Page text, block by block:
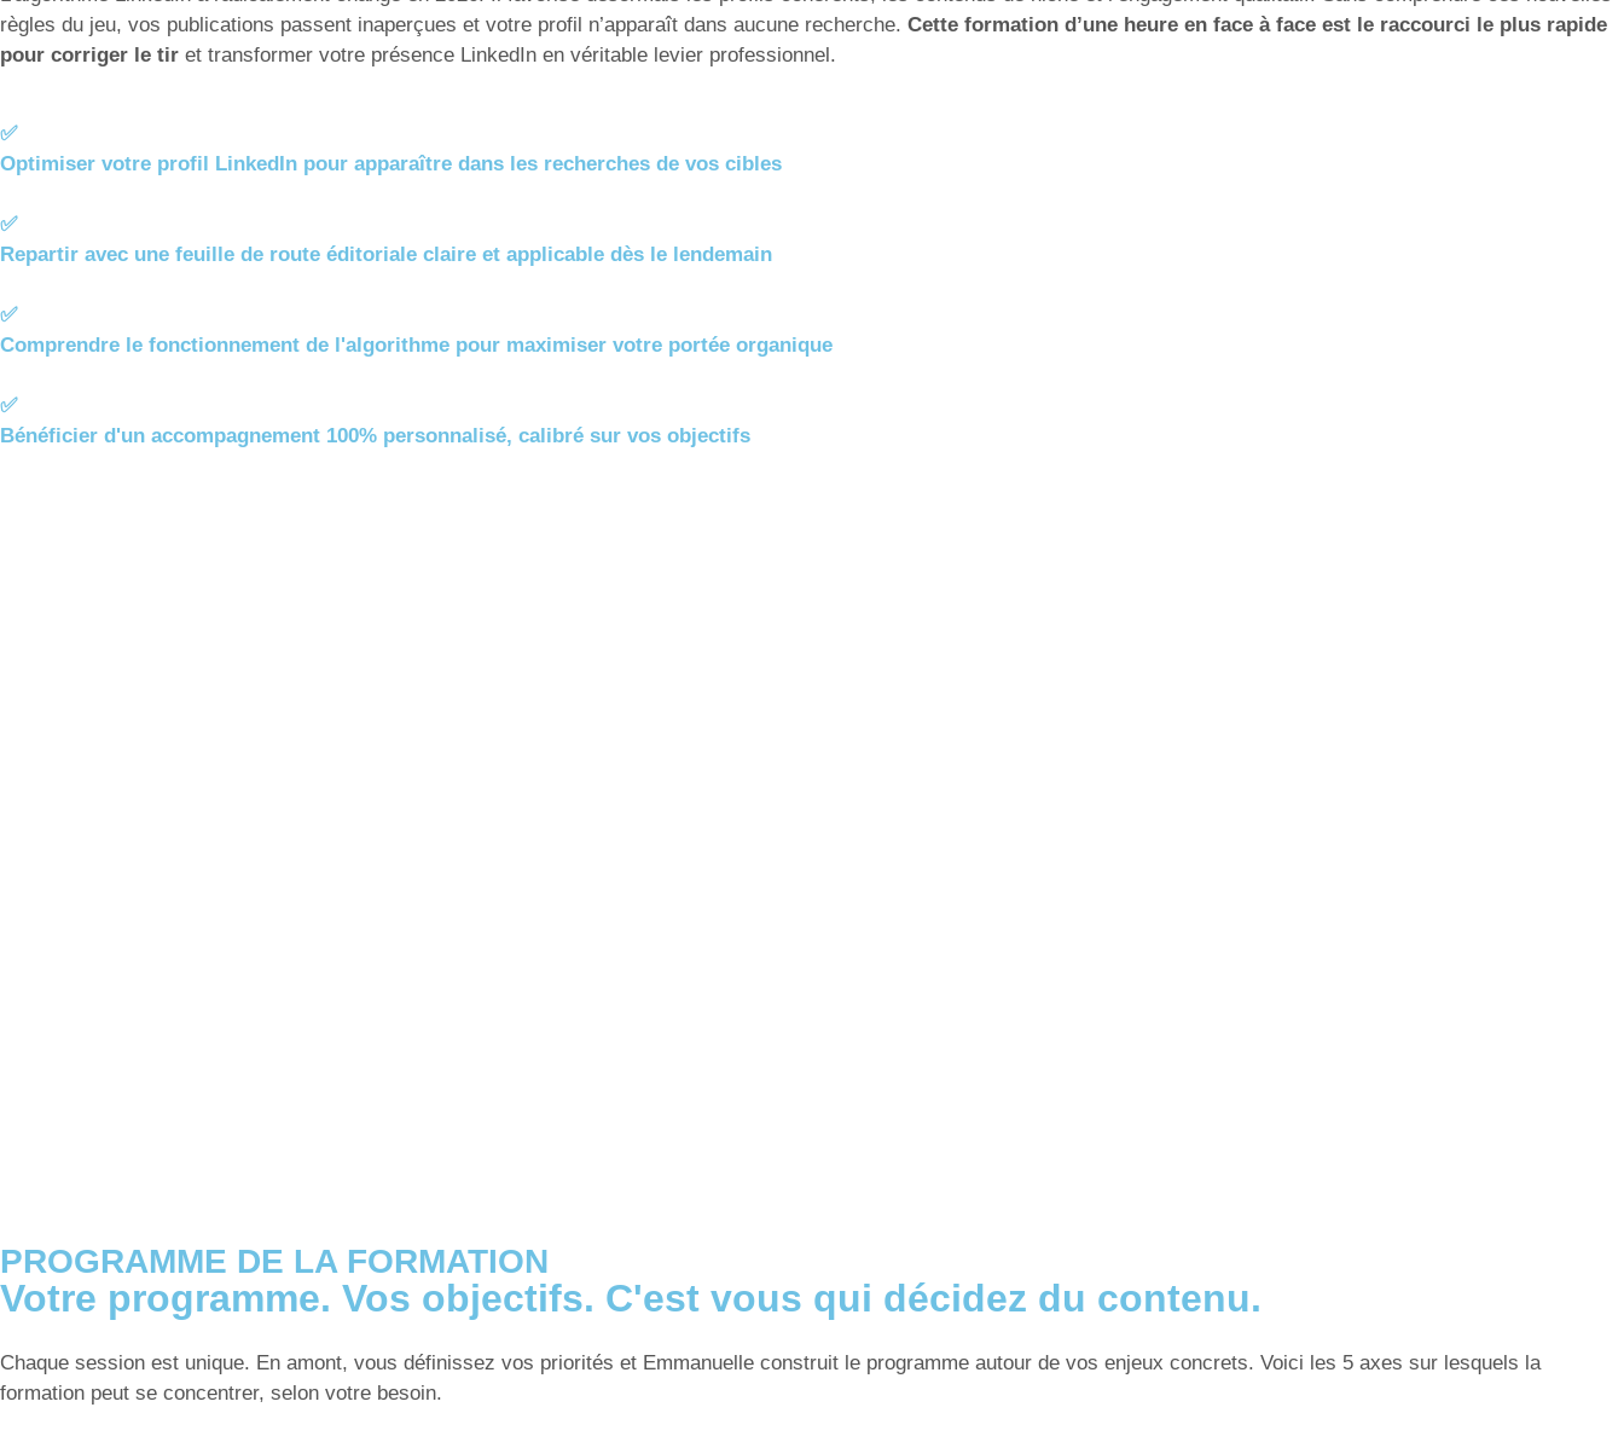
règles du jeu, vos publications passent inaperçues et votre profil n’apparaît dans aucune recherche. Cette formation d’une heure en face à face est le raccourci le plus rapide
pour corriger le tir et transformer votre présence LinkedIn en véritable levier professionnel.
✅
Optimiser votre profil LinkedIn pour apparaître dans les recherches de vos cibles
✅
Repartir avec une feuille de route éditoriale claire et applicable dès le lendemain
✅
Comprendre le fonctionnement de l'algorithme pour maximiser votre portée organique
✅
Bénéficier d'un accompagnement 100% personnalisé, calibré sur vos objectifs
PROGRAMME DE LA FORMATION
Votre programme. Vos objectifs. C'est vous qui décidez du contenu.
Chaque session est unique. En amont, vous définissez vos priorités et Emmanuelle construit le programme autour de vos enjeux concrets. Voici les 5 axes sur lesquels la
formation peut se concentrer, selon votre besoin.